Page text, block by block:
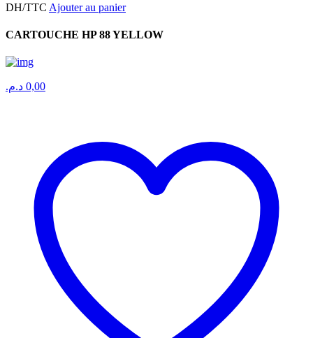
DH/TTC Ajouter au panier
CARTOUCHE HP 88 YELLOW
0,00 د.م.